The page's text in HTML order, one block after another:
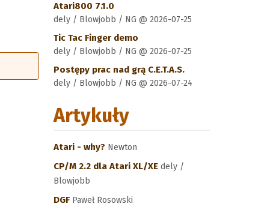
Atari800 7.1.0
dely / Blowjobb / NG @ 2026-07-25
Tic Tac Finger demo
dely / Blowjobb / NG @ 2026-07-25
Postępy prac nad grą C.E.T.A.S.
dely / Blowjobb / NG @ 2026-07-24
Artykuły
Atari - why? Newton
CP/M 2.2 dla Atari XL/XE dely /
Blowjobb
DGF Paweł Rosowski